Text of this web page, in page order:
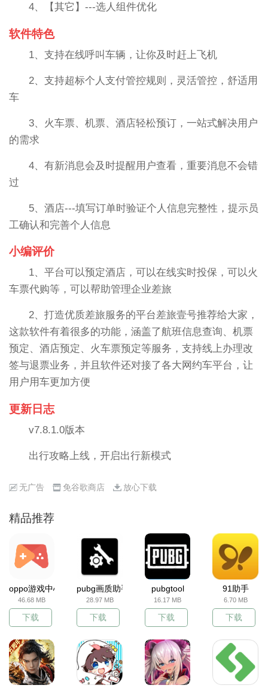
4、【其它】---选人组件优化
软件特色
1、支持在线呼叫车辆，让你及时赶上飞机
2、支持超标个人支付管控规则，灵活管控，舒适用
车
3、火车票、机票、酒店轻松预订，一站式解决用户
的需求
4、有新消息会及时提醒用户查看，重要消息不会错
过
5、酒店---填写订单时验证个人信息完整性，提示员
工确认和完善个人信息
小编评价
1、平台可以预定酒店，可以在线实时投保，可以火
车票代购等，可以帮助管理企业差旅
2、打造优质差旅服务的平台差旅壹号推荐给大家，
这款软件有着很多的功能，涵盖了航班信息查询、机票
预定、酒店预定、火车票预定等服务，支持线上办理改
签与退票业务，并且软件还对接了各大网约车平台，让
用户用车更加方便
更新日志
v7.8.1.0版本
出行攻略上线，开启出行新模式
无广告 免谷歌商店 放心下载
精品推荐
oppo游戏中心
46.68 MB
下载
pubg画质助手
28.97 MB
下载
pubgtool
16.17 MB
下载
91助手
6.70 MB
下载